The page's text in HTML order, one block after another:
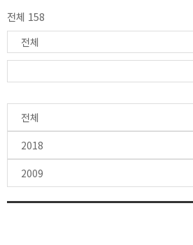
전체 158